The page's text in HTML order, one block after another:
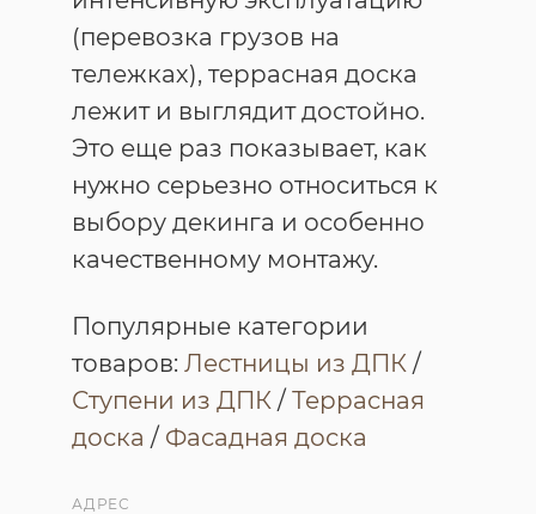
(перевозка грузов на
тележках), террасная доска
лежит и выглядит достойно.
Это еще раз показывает, как
нужно серьезно относиться к
выбору декинга и особенно
качественному монтажу.
Популярные категории
товаров: Лестницы из ДПК /
Ступени из ДПК / Террасная
доска / Фасадная доска
АДРЕС